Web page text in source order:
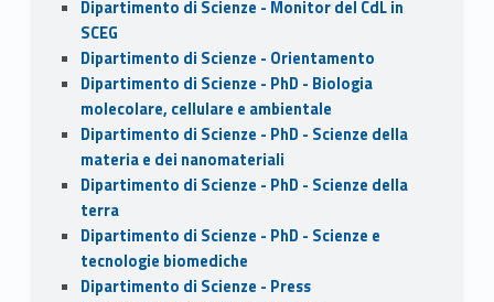
Dipartimento di Scienze - Monitor del CdL in
SCEG
Dipartimento di Scienze - Orientamento
Dipartimento di Scienze - PhD - Biologia
molecolare, cellulare e ambientale
Dipartimento di Scienze - PhD - Scienze della
materia e dei nanomateriali
Dipartimento di Scienze - PhD - Scienze della
terra
Dipartimento di Scienze - PhD - Scienze e
tecnologie biomediche
Dipartimento di Scienze - Press